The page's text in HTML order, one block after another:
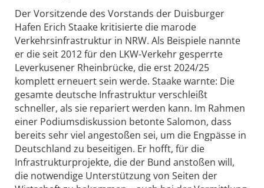
Der Vorsitzende des Vorstands der Duisburger
Hafen Erich Staake kritisierte die marode
Verkehrsinfrastruktur in NRW. Als Beispiele nannte
er die seit 2012 für den LKW-Verkehr gesperrte
Leverkusener Rheinbrücke, die erst 2024/25
komplett erneuert sein werde. Staake warnte: Die
gesamte deutsche Infrastruktur verschleißt
schneller, als sie repariert werden kann. Im Rahmen
einer Podiumsdiskussion betonte Salomon, dass
bereits sehr viel angestoßen sei, um die Engpässe in
Deutschland zu beseitigen. Er hofft, für die
Infrastrukturprojekte, die der Bund anstoßen will,
die notwendige Unterstützung von Seiten der